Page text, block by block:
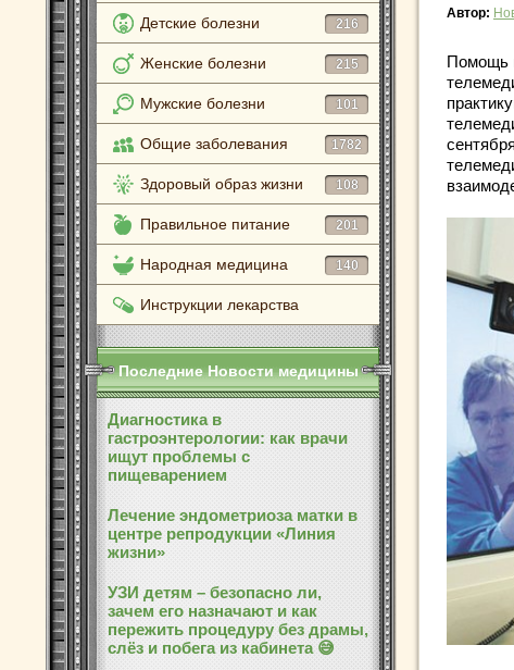
Детские болезни 216
Женские болезни 215
Мужские болезни 101
Общие заболевания 1782
Здоровый образ жизни 108
Правильное питание 201
Народная медицина 140
Инструкции лекарства
Последние Новости медицины
Диагностика в
гастроэнтерологии: как врачи
ищут проблемы с
пищеварением
Лечение эндометриоза матки в
центре репродукции «Линия
жизни»
УЗИ детям – безопасно ли,
зачем его назначают и как
пережить процедуру без драмы,
слёз и побега из кабинета 😅
Автор:
Помощь